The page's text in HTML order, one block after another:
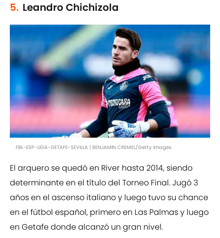
5. Leandro Chichizola
FBL-ESP-LIGA-GETAFE-SEVILLA | BENJAMIN CREMEL/Getty Images
El arquero se quedó en River hasta 2014, siendo
determinante en el título del Torneo Final. Jugó 3
años en el ascenso italiano y luego tuvo su chance
en el fútbol español, primero en Las Palmas y luego
en Getafe donde alcanzó un gran nivel.